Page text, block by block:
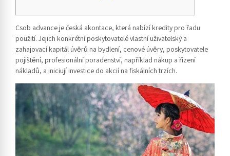
Csob advance je česká akontace, která nabízí kredity pro řadu
použití. Jejich konkrétní poskytovatelé vlastní uživatelský a
zahajovací kapitál úvěrů na bydlení, cenové úvěry, poskytovatele
pojištění, profesionální poradenství, například nákup a řízení
nákladů, a iniciují investice do akcií na fiskálních trzích.